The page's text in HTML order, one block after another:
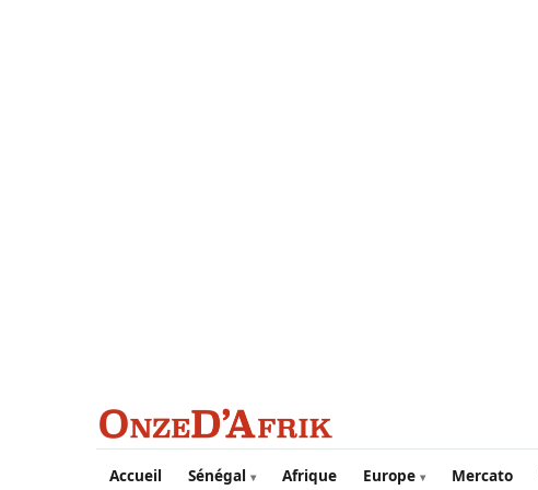
Aller au contenu principal
Accueil Sénégal Afrique Europe Mercato